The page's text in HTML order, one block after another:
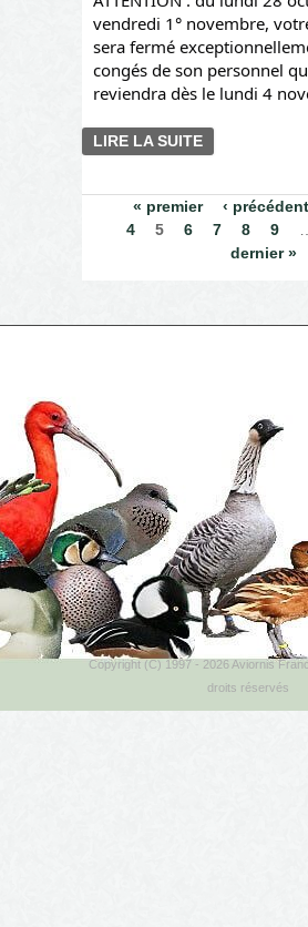
vendredi 1° novembre,
sera fermé
congés de son personnel
reviendra dès le lundi 4
LIRE LA SUITE
Pages« premier ‹ précédent
4
5 6 7 8 9
dernier »
Copyright (C) 1997 - 2026 Aviornis
droits réservés